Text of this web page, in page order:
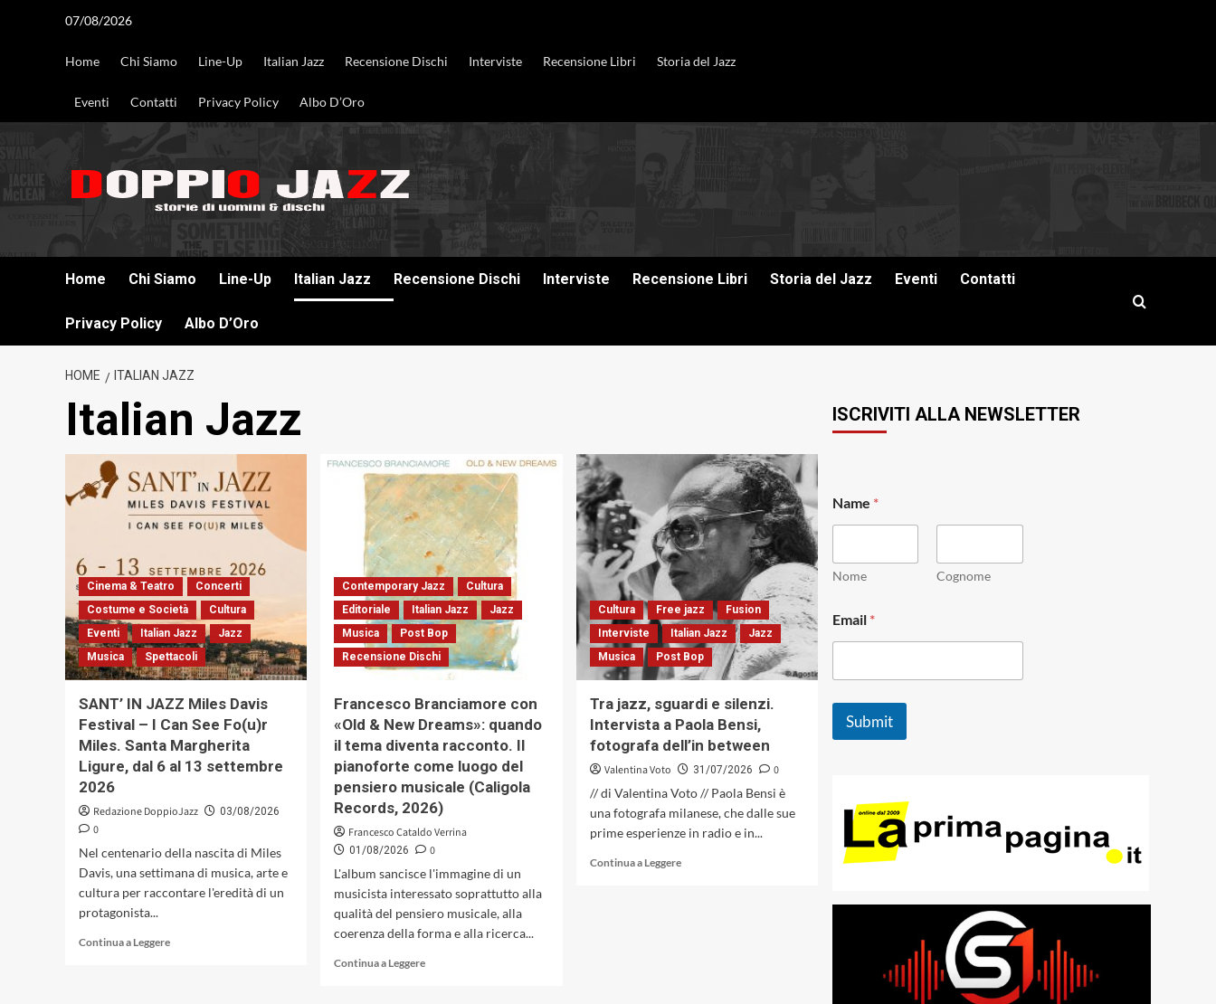
07/08/2026
Home Chi Siamo Line-Up Italian Jazz Recensione Dischi Interviste Recensione Libri Storia del Jazz
Eventi Contatti Privacy Policy Albo D’Oro
Home Chi Siamo Line-Up Italian Jazz Recensione Dischi Interviste Recensione Libri Storia del Jazz Eventi Contatti
Privacy Policy Albo D’Oro
HOME ITALIAN JAZZ
Italian Jazz
Cinema & Teatro
Concerti
Costume e Società
Cultura
Eventi
Italian Jazz
Jazz
Musica
Spettacoli
SANT’ IN JAZZ Miles Davis
Festival – I Can See Fo(u)r
Miles. Santa Margherita
Ligure, dal 6 al 13 settembre
2026
Redazione DoppioJazz 03/08/2026
0
Nel centenario della nascita di Miles
Davis, una settimana di musica, arte e
cultura per raccontare l'eredità di un
protagonista...
Continua a LeggereLeggi
Contemporary Jazz
Cultura
Editoriale
Italian Jazz
Jazz
Musica
Post Bop
Recensione Dischi
Francesco Branciamore con
«Old & New Dreams»: quando
il tema diventa racconto. Il
pianoforte come luogo del
pensiero musicale (Caligola
Records, 2026)
Francesco Cataldo Verrina
01/08/2026
0
L'album sancisce l'immagine di un
musicista interessato soprattutto alla
qualità del pensiero musicale, alla
coerenza della forma e alla ricerca...
Continua a LeggereLeggi
Cultura Free jazz
Fusion
Interviste
Italian Jazz
Jazz
Musica
Post Bop
Tra jazz, sguardi e silenzi.
Intervista a Paola Bensi,
fotografa dell’in between
Valentina Voto 31/07/2026
0
// di Valentina Voto // Paola Bensi è
una fotografa milanese, che dalle sue
prime esperienze in radio e in...
Continua a LeggereLeggi
ISCRIVITI ALLA NEWSLETTER
m
a
l
*
a
i
Name *
Nome Cognome
Email *
Submit